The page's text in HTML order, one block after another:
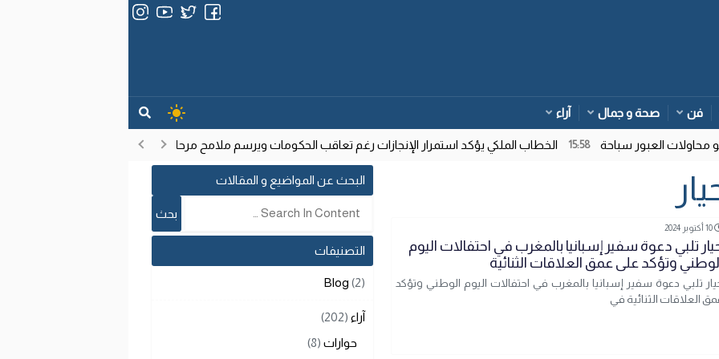
فن صحة و جمال آراء
العبور سباحة 15:58 الخطاب الملكي يؤكد استمرار الإنجازات رغم تعاقب الحكومات ويرسم ملامح مرحلة تنموية جديدة
10 أكتوبر 2024
تلبي دعوة سفير إسبانيا بالمغرب في احتفالات اليوم
وتؤكد على عمق العلاقات الثنائية
تلبي دعوة سفير إسبانيا بالمغرب في احتفالات اليوم الوطني وتؤكد
العلاقات الثنائية في
البحث عن المواضيع و المقالات
التصنيفات
Blog (2)
آراء (202)
حوارات (8)